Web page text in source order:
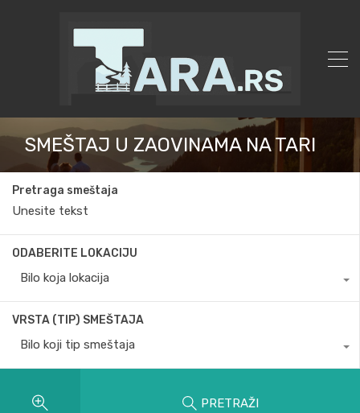
SMEŠTAJ U ZAOVINAMA NA TARI
Pretraga smeštaja
ODABERITE LOKACIJU
Bilo koja lokacija
VRSTA (TIP) SMEŠTAJA
Bilo koji tip smeštaja
PRETRAŽI